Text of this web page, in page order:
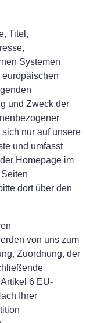
Titel,
Systemen
und Zweck der
nur auf unsere
und umfasst
Homepage im
dort über den
von uns zum
Zuordnung, der
6 EU-
Ihrer